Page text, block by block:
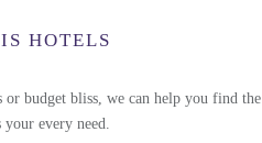
HOTELS
budget bliss, we can help you find the
your every need.